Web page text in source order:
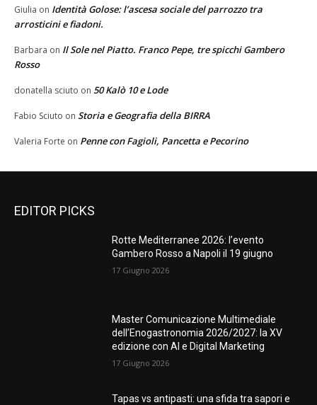
Giulia on Identità Golose: l’ascesa sociale del parrozzo tra
arrosticini e fiadoni.
Barbara on Il Sole nel Piatto. Franco Pepe, tre spicchi Gambero
Rosso
donatella sciuto on 50 Kalò 10 e Lode
Fabio Sciuto on Storia e Geografia della BIRRA
Valeria Forte on Penne con Fagioli, Pancetta e Pecorino
EDITOR PICKS
Rotte Mediterranee 2026: l’evento
Gambero Rosso a Napoli il 19 giugno
17 Giugno 2026
Master Comunicazione Multimediale
dell’Enogastronomia 2026/2027: la XV
edizione con AI e Digital Marketing
17 Giugno 2026
Tapas vs antipasti: una sfida tra sapori e